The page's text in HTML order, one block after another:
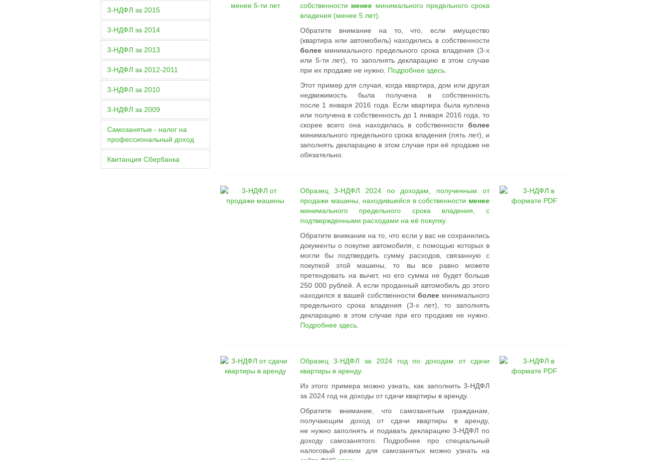
3-НДФЛ за 2015
3-НДФЛ за 2014
3-НДФЛ за 2013
3-НДФЛ за 2012-2011
3-НДФЛ за 2010
3-НДФЛ за 2009
Самозанятые - налог на
профессиональный доход
Квитанция Сбербанка
собственности менее минимального предельного срока
владения (менее 5 лет).
Обратите внимание на то, что, если имущество
(квартира или автомобиль) находились в собственности
более минимального предельного срока владения (3-х
или 5-ти лет), то заполнять декларацию в этом случае
при их продаже не нужно. Подробнее здесь
Этот пример для случая, когда квартира, дом или другая
недвижимость была получена в собственность
после 1 января 2016 года. Если квартира была куплена
или получена в собственность до 1 января 2016 года, то
скорее всего она находилась в собственности более
минимального предельного срока владения (пять лет), и
заполнять декларацию в этом случае при её продаже не
обязательно.
Образец 3-НДФЛ 2024 по доходам, полученным от
продажи машины, находившейся в собственности менее
минимального предельного срока владения, с
подтвержденными расходами на её покупку.
Обратите внимание на то, что если у вас не сохранились
документы о покупке автомобиля, с помощью которых в
могли бы подтвердить сумму расходов, связанную с
покупкой этой машины, то вы все равно можете
претендовать на вычет, но его сумма не будет больше
250 000 рублей. А если проданный автомобиль до этого
находился в вашей собственности болееминимального
предельного срока владения (3-х лет), то заполнять
декларацию в этом случае при его продаже не нужно.
Подробнее здесь
Образец 3-НДФЛ за 2024 год по доходам от сдачи
квартиры в аренду.
Из этого примера можно узнать, как заполнить 3-НДФЛ
за 2024 год на доходы от сдачи квартиры в аренду.
Обратите внимание, что самозанятым гражданам,
получающим доход от сдачи квартиры в аренду,
не нужнозаполнять и подавать декларацию 3-НДФЛ по
доходу самозанятого. Подробнее про специальный
налоговый режим для самозанятых можно узнать на